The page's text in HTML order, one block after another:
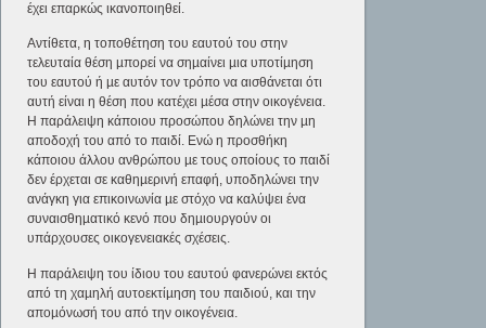
έχει επαρκώς ικανοποιηθεί.
Αντίθετα, η τοποθέτηση του εαυτού του στην
τελευταία θέση µπορεί να σηµαίνει µια υποτίµηση
του εαυτού ή µε αυτόν τον τρόπο να αισθάνεται ότι
αυτή είναι η θέση που κατέχει µέσα στην οικογένεια.
Η παράλειψη κάποιου προσώπου δηλώνει την µη
αποδοχή του από το παιδί. Ενώ η προσθήκη
κάποιου άλλου ανθρώπου µε τους οποίους το παιδί
δεν έρχεται σε καθηµερινή επαφή, υποδηλώνει την
ανάγκη για επικοινωνία µε στόχο να καλύψει ένα
συναισθηµατικό κενό που δηµιουργούν οι
υπάρχουσες οικογενειακές σχέσεις.
Η παράλειψη του ίδιου του εαυτού φανερώνει εκτός
από τη χαµηλή αυτοεκτίµηση του παιδιού, και την
αποµόνωσή του από την οικογένεια.